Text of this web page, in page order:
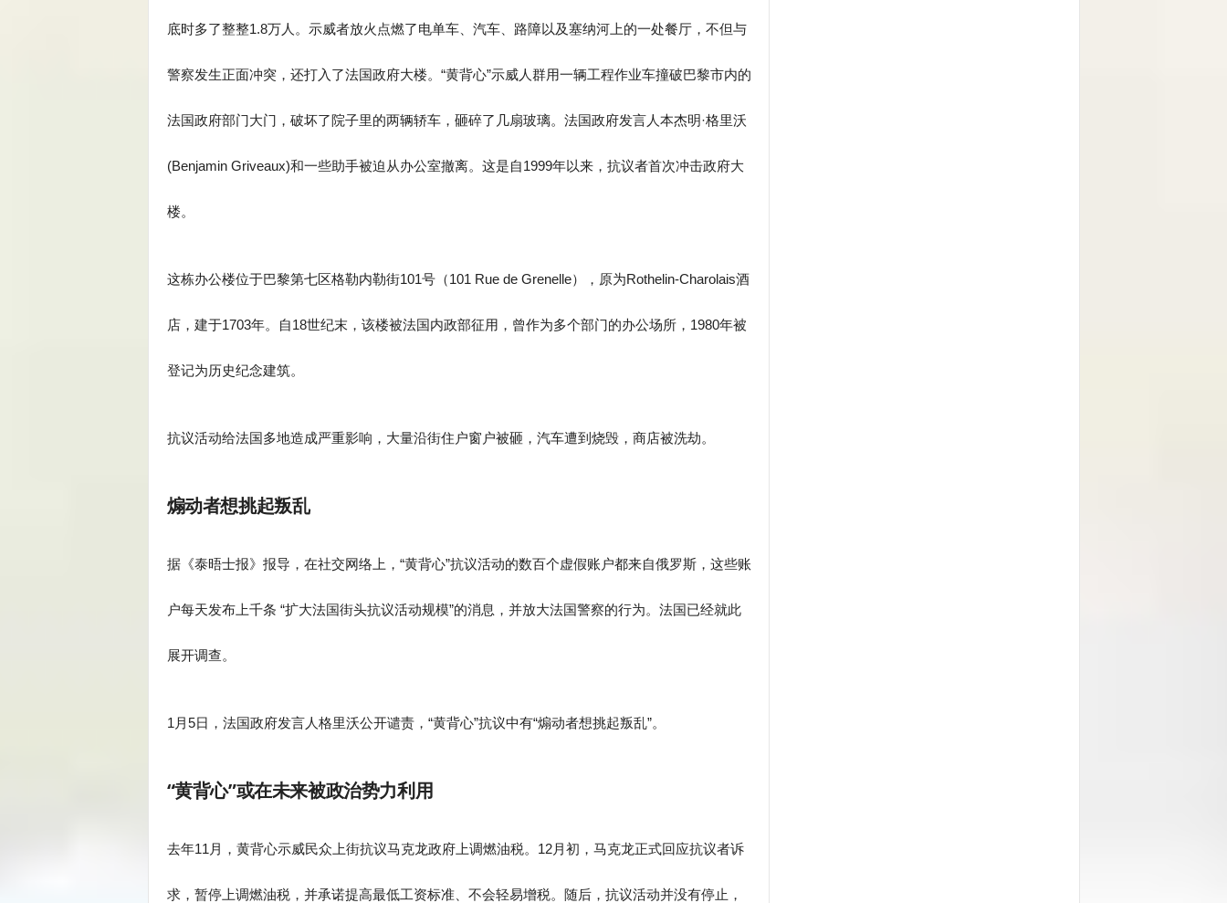
底时多了整整1.8万人。示威者放火点燃了电单车、汽车、路障以及塞纳河上的一处餐厅，不但与
警察发生正面冲突，还打入了法国政府大楼。“黄背心”示威人群用一辆工程作业车撞破巴黎市内的
法国政府部门大门，破坏了院子里的两辆轿车，砸碎了几扇玻璃。法国政府发言人本杰明·格里沃
(Benjamin Griveaux)和一些助手被迫从办公室撤离。这是自1999年以来，抗议者首次冲击政府大
楼。
这栋办公楼位于巴黎第七区格勒内勒街101号（101 Rue de Grenelle），原为Rothelin-Charolais酒
店，建于1703年。自18世纪末，该楼被法国内政部征用，曾作为多个部门的办公场所，1980年被
登记为历史纪念建筑。
抗议活动给法国多地造成严重影响，大量沿街住户窗户被砸，汽车遭到烧毁，商店被洗劫。
煽动者想挑起叛乱
据《泰晤士报》报导，在社交网络上，“黄背心”抗议活动的数百个虚假账户都来自俄罗斯，这些账
户每天发布上千条 “扩大法国街头抗议活动规模”的消息，并放大法国警察的行为。法国已经就此
展开调查。
1月5日，法国政府发言人格里沃公开谴责，“黄背心”抗议中有“煽动者想挑起叛乱”。
“黄背心”或在未来被政治势力利用
去年11月，黄背心示威民众上街抗议马克龙政府上调燃油税。12月初，马克龙正式回应抗议者诉
求，暂停上调燃油税，并承诺提高最低工资标准、不会轻易增税。随后，抗议活动并没有停止，